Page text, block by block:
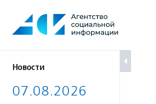
содержанию
Новости
07.08.2026